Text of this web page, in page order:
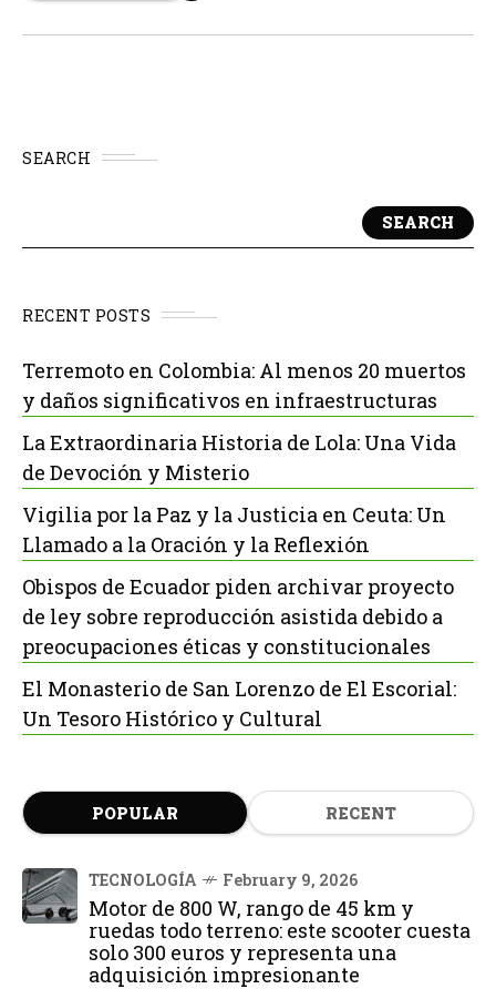
SEARCH
SEARCH
RECENT POSTS
Terremoto en Colombia: Al menos 20 muertos
y daños significativos en infraestructuras
La Extraordinaria Historia de Lola: Una Vida
de Devoción y Misterio
Vigilia por la Paz y la Justicia en Ceuta: Un
Llamado a la Oración y la Reflexión
Obispos de Ecuador piden archivar proyecto
de ley sobre reproducción asistida debido a
preocupaciones éticas y constitucionales
El Monasterio de San Lorenzo de El Escorial:
Un Tesoro Histórico y Cultural
POPULAR RECENT
TECNOLOGÍA February 9, 2026
Motor de 800 W, rango de 45 km y
ruedas todo terreno: este scooter cuesta
solo 300 euros y representa una
adquisición impresionante